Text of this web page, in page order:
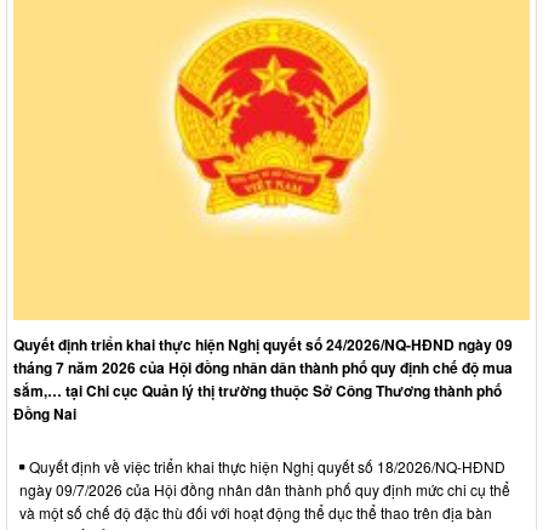
Quyết định triển khai thực hiện Nghị quyết số 24/2026/NQ-HĐND ngày 09
tháng 7 năm 2026 của Hội đồng nhân dân thành phố quy định chế độ mua
sắm,… tại Chi cục Quản lý thị trường thuộc Sở Công Thương thành phố
Đồng Nai
Quyết định về việc triển khai thực hiện Nghị quyết số 18/2026/NQ-HĐND
ngày 09/7/2026 của Hội đồng nhân dân thành phố quy định mức chi cụ thể
và một số chế độ đặc thù đối với hoạt động thể dục thể thao trên địa bàn